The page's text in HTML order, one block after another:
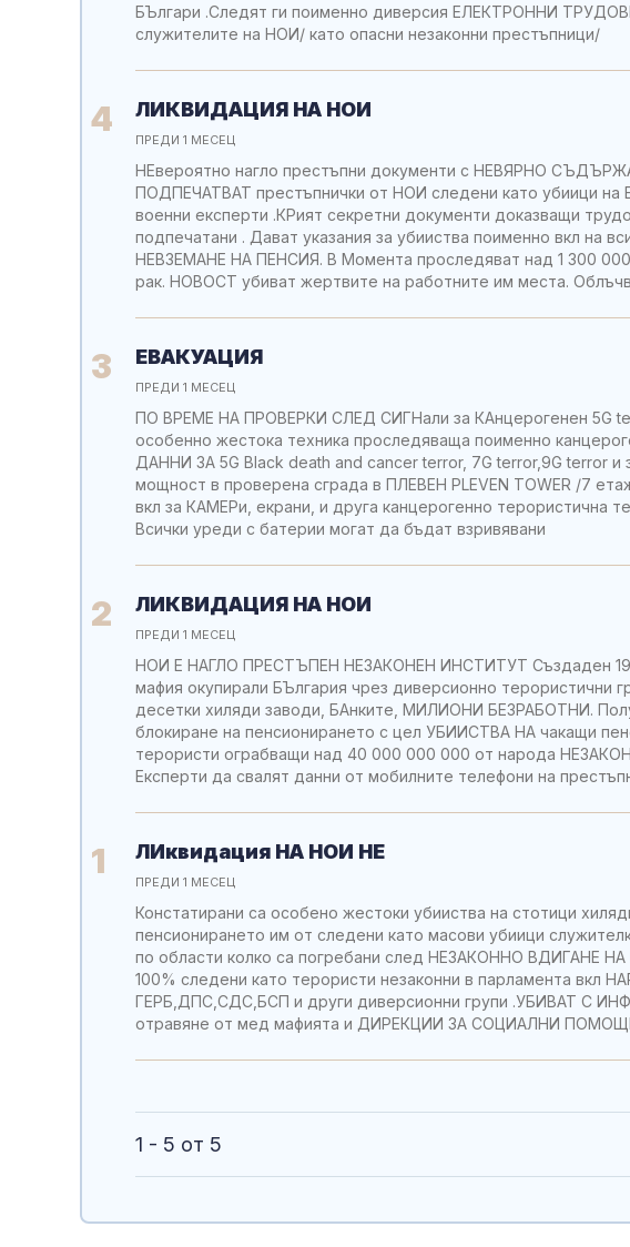
БЪлгари .Следят ги поименно диверсия ЕЛЕКТРОННИ
служителите на НОИ/ като опасни незаконни престъпници/
4 ЛИКВИДАЦИЯ НА НОИ
ПРЕДИ 1 МЕСЕЦ
НЕвероятно нагло престъпни документи с НЕВЯРНО
ПОДПЕЧАТВАТ престъпнички от НОИ следени като убиици на
военни експерти .КРият секретни документи доказващи
подпечатани . Дават указания за убииства поименно вкл на
НЕВЗЕМАНЕ НА ПЕНСИЯ. В Момента проследяват над 1 300 000
рак. НОВОСТ убиват жертвите на работните им места.
3 ЕВАКУАЦИЯ
ПРЕДИ 1 МЕСЕЦ
ПО ВРЕМЕ НА ПРОВЕРКИ СЛЕД СИГНали за КАнцерогенен 5G
особенно жестока техника проследяваща поименно
ДАННИ ЗА 5G Black death and cancer terror, 7G terror,9G terror и
мощност в проверена сграда в ПЛЕВЕН PLEVEN TOWER /7
вкл за КАМЕРи, екрани, и друга канцерогенно терористична
Всички уреди с батерии могат да бъдат взривявани
2 ЛИКВИДАЦИЯ НА НОИ
ПРЕДИ 1 МЕСЕЦ
НОИ Е НАГЛО ПРЕСТЪПЕН НЕЗАКОНЕН ИНСТИТУТ Създаден
мафия окупирали БЪлгария чрез диверсионно
десетки хиляди заводи, БАнките, МИЛИОНИ БЕЗРАБОТНИ.
блокиране на пенсионирането с цел УБИИСТВА НА чакащи
терористи ограбващи над 40 000 000 000 от народа
Експерти да свалят данни от мобилните телефони на
1 ЛИквидация НА НОИ НЕ
ПРЕДИ 1 МЕСЕЦ
Констатирани са особено жестоки убииства на стотици
пенсионирането им от следени като масови убиици
по области колко са погребани след НЕЗАКОННО ВДИГАНЕ
100% следени като терористи незаконни в парламента вкл
ГЕРБ,ДПС,СДС,БСП и други диверсионни групи .УБИВАТ С
отравяне от мед мафията и ДИРЕКЦИИ ЗА СОЦИАЛНИ
1 - 5 от 5